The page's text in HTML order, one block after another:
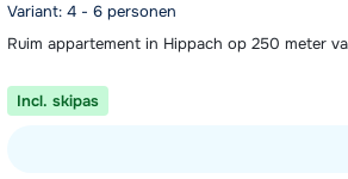
Variant: 4 - 6 personen
Ruim appartement in Hippach op 250 meter
Incl. skipas